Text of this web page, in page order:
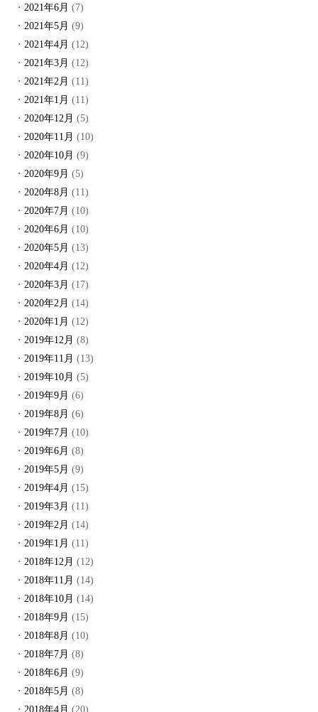
2021年6月 (7)
2021年5月 (9)
2021年4月 (12)
2021年3月 (12)
2021年2月 (11)
2021年1月 (11)
2020年12月 (5)
2020年11月 (10)
2020年10月 (9)
2020年9月 (5)
2020年8月 (11)
2020年7月 (10)
2020年6月 (10)
2020年5月 (13)
2020年4月 (12)
2020年3月 (17)
2020年2月 (14)
2020年1月 (12)
2019年12月 (8)
2019年11月 (13)
2019年10月 (5)
2019年9月 (6)
2019年8月 (6)
2019年7月 (10)
2019年6月 (8)
2019年5月 (9)
2019年4月 (15)
2019年3月 (11)
2019年2月 (14)
2019年1月 (11)
2018年12月 (12)
2018年11月 (14)
2018年10月 (14)
2018年9月 (15)
2018年8月 (10)
2018年7月 (8)
2018年6月 (9)
2018年5月 (8)
2018年4月 (20)